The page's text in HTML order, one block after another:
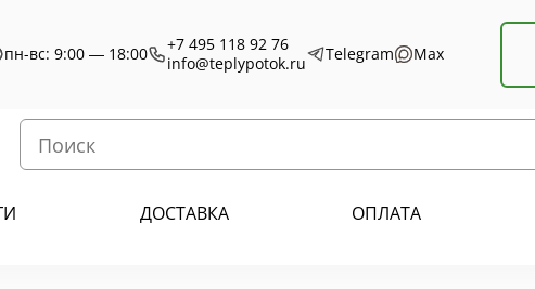
пн-вс: 9:00 — 18:00
+7 495 118 92 76
info@teplypotok.ru
Telegram Max
ДОСТАВКА ОПЛАТА